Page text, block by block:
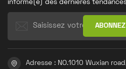
professionnels exigeant une
respectifs.
informé(e) des dernières
Adresse : NO.1010 Wuxian